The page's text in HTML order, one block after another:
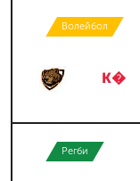
Волейбол
К�
Регби